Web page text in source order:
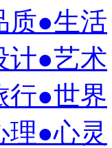
质●生活
计●艺术
行●世界
理●心灵